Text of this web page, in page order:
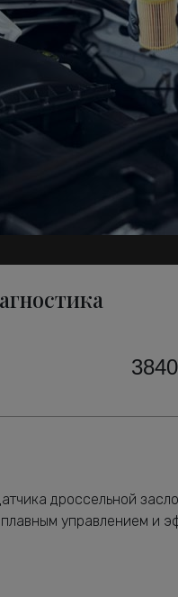
дроссельной
управлением и